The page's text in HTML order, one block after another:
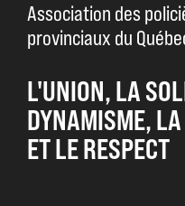
Association des
provinciaux du
L'UNION, LA
DYNAMISME, LA
ET LE RESPECT